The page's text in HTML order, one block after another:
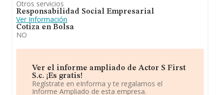
Otros servicios
Responsabilidad Social Empresarial
Ver Información
Cotiza en Bolsa
NO
Ver el informe ampliado de Actor S First
S.c. ¡Es gratis!
Regístrate en eInforma y te regalamos el
Informe Ampliado de esta empresa.